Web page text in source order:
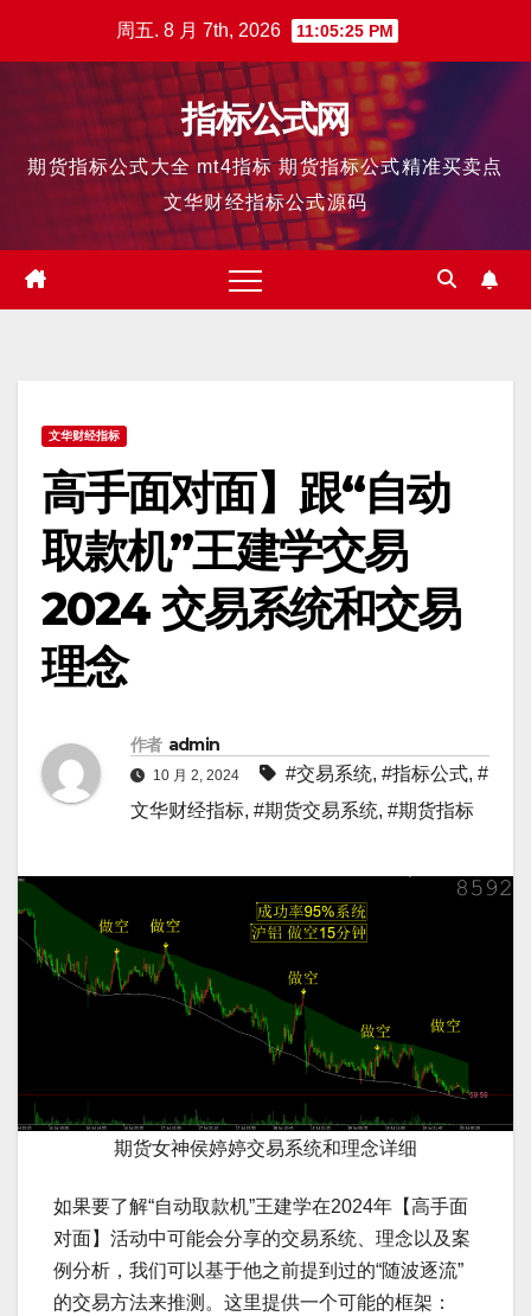
周五. 8 月 7th, 2026 11:05:26 PM
指标公式网
期货指标公式大全 mt4指标 期货指标公式精准买卖点
文华财经指标公式源码
文华财经指标
高手面对面】跟“自动
取款机”王建学交易
2024 交易系统和交易
理念
作者 admin
10 月 2, 2024 #交易系统, #指标公式, #
文华财经指标, #期货交易系统, #期货指标
期货女神侯婷婷交易系统和理念详细
如果要了解“自动取款机”王建学在2024年【高手面
对面】活动中可能会分享的交易系统、理念以及案
例分析，我们可以基于他之前提到过的“随波逐流”
的交易方法来推测。这里提供一个可能的框架：